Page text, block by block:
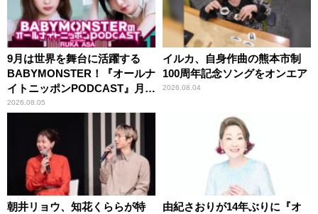
9月は世界を舞台に活躍する
BABYMONSTER！『オールナ
イトニッポンPODCAST』月替
わりパーソナリティ
2026.08.05
イルカ、自身作曲の熊本市制
100周年記念ソングをオンエア
2026.08.04
朝井リョウ、知花くららが特
由紀さおりが14年ぶりに『オ